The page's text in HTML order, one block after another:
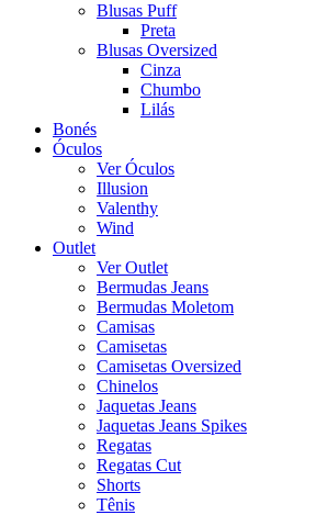
Blusas Puff
Preta
Blusas Oversized
Cinza
Chumbo
Lilás
Bonés
Óculos
Ver Óculos
Illusion
Valenthy
Wind
Outlet
Ver Outlet
Bermudas Jeans
Bermudas Moletom
Camisas
Camisetas
Camisetas Oversized
Chinelos
Jaquetas Jeans
Jaquetas Jeans Spikes
Regatas
Regatas Cut
Shorts
Tênis